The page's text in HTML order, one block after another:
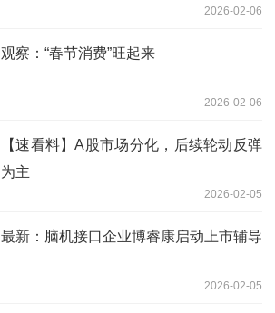
2026-02-06
观察：“春节消费”旺起来
2026-02-06
【速看料】A股市场分化，后续轮动反弹
为主
2026-02-05
最新：脑机接口企业博睿康启动上市辅导
2026-02-05